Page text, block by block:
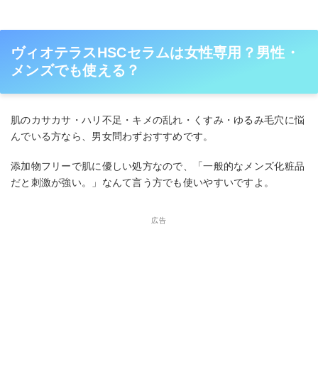
ヴィオテラスHSCセラムは女性専用？男性・
メンズでも使える？
肌のカサカサ・ハリ不足・キメの乱れ・くすみ・ゆるみ毛穴に悩
んでいる方なら、男女問わずおすすめです。
添加物フリーで肌に優しい処方なので、「一般的なメンズ化粧品
だと刺激が強い。」なんて言う方でも使いやすいですよ。
広告